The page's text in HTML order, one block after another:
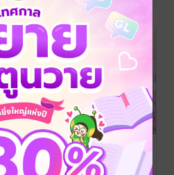
เว่อแห่ง
คกกะโดน
คโบราณ
ฝนต้นหนาว
/
นางร้ายอย่างข้า
ขอพลิกชะตาตัว
เอง
ปลายฝนต้นหนาว